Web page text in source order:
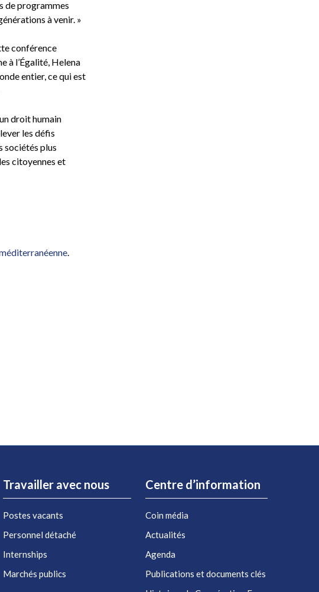
de programmes
à venir. »
conférence
à l’Égalité, Helena
entier, ce qui est
un droit humain
les défis
sociétés plus
citoyennes et
.
Travailler avec nous
Postes vacants
Personnel détaché
Internships
Marchés publics
Centre d’information
Coin média
Actualités
Agenda
Publications et documents clés